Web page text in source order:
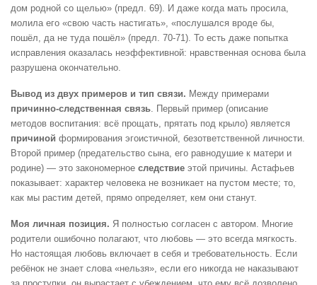
дом родной со щелью» (предл. 69). И даже когда мать просила,
молила его «свою часть настигать», «послушался вроде бы,
пошёл, да не туда пошёл» (предл. 70-71). То есть даже попытка
исправления оказалась неэффективной: нравственная основа была
разрушена окончательно.
Вывод из двух примеров и тип связи. Между примерами
причинно-следственная связь. Первый пример (описание
методов воспитания: всё прощать, прятать под крыло) является
причиной формирования эгоистичной, безответственной личности.
Второй пример (предательство сына, его равнодушие к матери и
родине) — это закономерное следствие этой причины. Астафьев
показывает: характер человека не возникает на пустом месте; то,
как мы растим детей, прямо определяет, кем они станут.
Моя личная позиция. Я полностью согласен с автором. Многие
родители ошибочно полагают, что любовь — это всегда мягкость.
Но настоящая любовь включает в себя и требовательность. Если
ребёнок не знает слова «нельзя», если его никогда не наказывают